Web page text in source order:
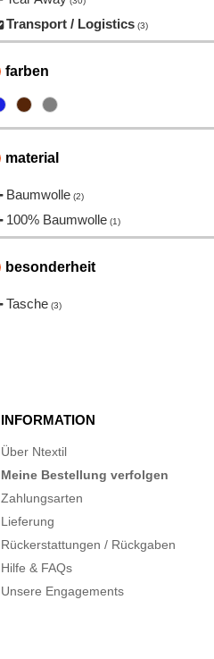
Transport / Logistics (3)
farben
material
Baumwolle (2)
100% Baumwolle (1)
besonderheit
Tasche (3)
INFORMATION
Über Ntextil
Meine Bestellung verfolgen
Zahlungsarten
Lieferung
Rückerstattungen / Rückgaben
Hilfe & FAQs
Unsere Engagements